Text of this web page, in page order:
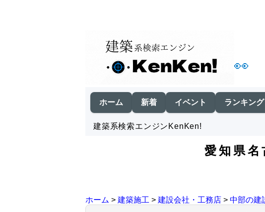
👀
ホーム 新着 イベント ランキング
建築系検索エンジンKenKen!
愛知県名
ホーム > 建築施工 > 建設会社・工務店 > 中部の建